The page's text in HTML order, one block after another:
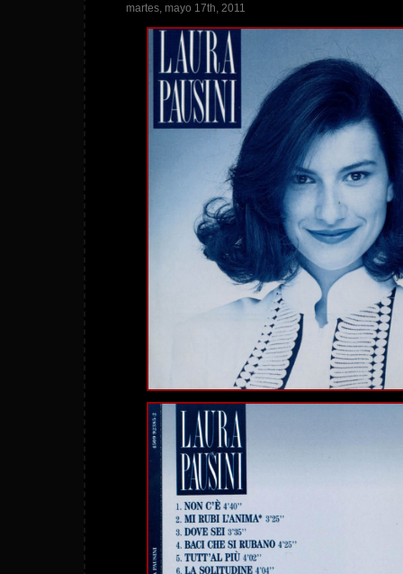
martes, mayo 17th, 2011